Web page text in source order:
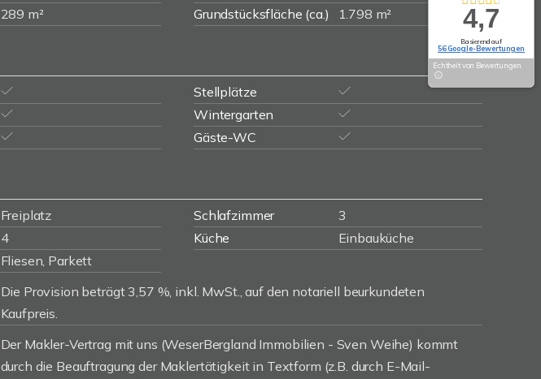
289 m² Grundstücksfläche (ca.) 1.798 m²
Stellplätze
Wintergarten
Gäste-WC
Freiplatz Schlafzimmer
3
4 Küche
Einbauküche
Fliesen, Parkett
Die Provision beträgt 3,57 %, inkl. MwSt., auf den notariell beurkundeten
Kaufpreis.
Der Makler-Vertrag mit uns (WeserBergland Immobilien - Sven Weihe) kommt
durch die Beauftragung der Maklertätigkeit in Textform (z.B. durch E-Mail-
4,7
Basierend auf
56 Google-Bewertungen
Echtheit von Bewertungen